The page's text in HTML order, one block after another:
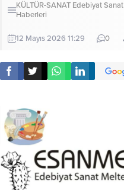
KÜLTÜR-SANAT Edebiyat
Haberleri
12 Mayıs 2026 11:29 0